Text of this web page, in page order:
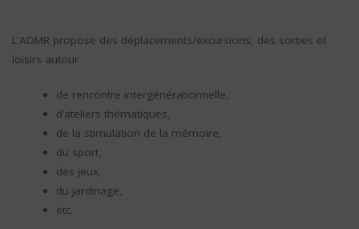
L’ADMR propose des déplacements/excursions, des sorties et
loisirs autour
de rencontre intergénérationnelle,
d’ateliers thématiques,
de la stimulation de la mémoire,
du sport,
des jeux,
du jardinage,
etc.